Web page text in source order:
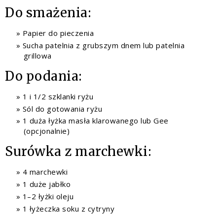
Do smażenia:
Papier do pieczenia
Sucha patelnia z grubszym dnem lub patelnia
grillowa
Do podania:
1 i 1/2 szklanki ryżu
Sól do gotowania ryżu
1 duża łyżka masła klarowanego lub Gee
(opcjonalnie)
Surówka z marchewki:
4 marchewki
1 duże jabłko
1–2 łyżki oleju
1 łyżeczka soku z cytryny